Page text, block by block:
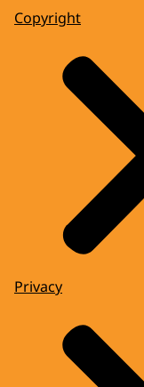
Copyright
Privacy